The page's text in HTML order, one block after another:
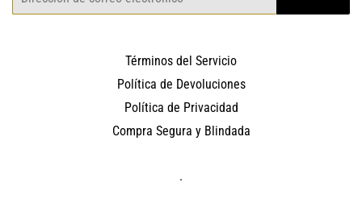
Términos del Servicio
Política de Devoluciones
Política de Privacidad
Compra Segura y Blindada
.